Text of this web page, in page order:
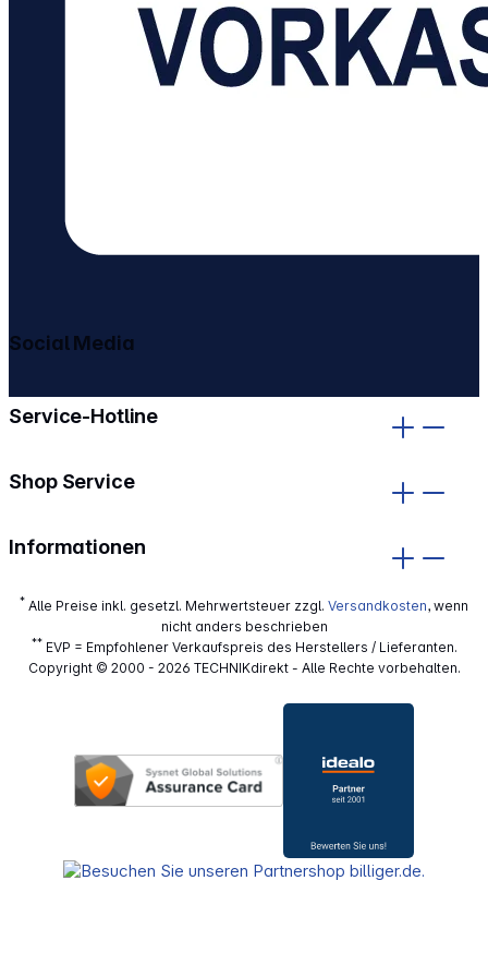
Service-Hotline
Shop Service
Informationen
Social Media
* Alle Preise inkl. gesetzl. Mehrwertsteuer zzgl. Versandkosten, wenn
nicht anders beschrieben
**EVP = Empfohlener Verkaufspreis des Herstellers / Lieferanten.
Copyright © 2000 - 2026 TECHNIKdirekt - Alle Rechte vorbehalten.